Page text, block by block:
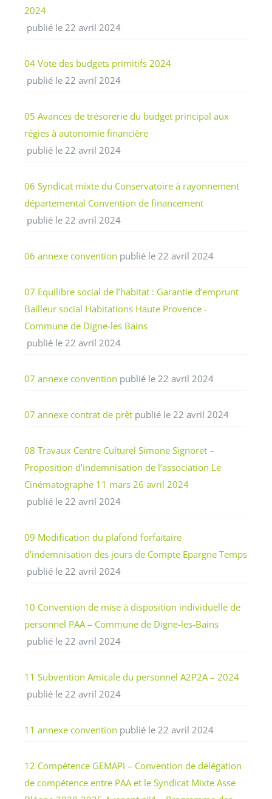
2024
publié le 22 avril 2024
04 Vote des budgets primitifs 2024
publié le 22 avril 2024
05 Avances de trésorerie du budget principal aux
régies à autonomie financière
publié le 22 avril 2024
06 Syndicat mixte du Conservatoire à rayonnement
départemental Convention de financement
publié le 22 avril 2024
06 annexe convention publié le 22 avril 2024
07 Equilibre social de l’habitat : Garantie d’emprunt
Bailleur social Habitations Haute Provence -
Commune de Digne-les Bains
publié le 22 avril 2024
07 annexe convention publié le 22 avril 2024
07 annexe contrat de prêt publié le 22 avril 2024
08 Travaux Centre Culturel Simone Signoret –
Proposition d’indemnisation de l’association Le
Cinématographe 11 mars 26 avril 2024
publié le 22 avril 2024
09 Modification du plafond forfaitaire
d’indemnisation des jours de Compte Epargne Temps
publié le 22 avril 2024
10 Convention de mise à disposition individuelle de
personnel PAA – Commune de Digne-les-Bains
publié le 22 avril 2024
11 Subvention Amicale du personnel A2P2A – 2024
publié le 22 avril 2024
11 annexe convention publié le 22 avril 2024
12 Compétence GEMAPI – Convention de délégation
de compétence entre PAA et le Syndicat Mixte Asse